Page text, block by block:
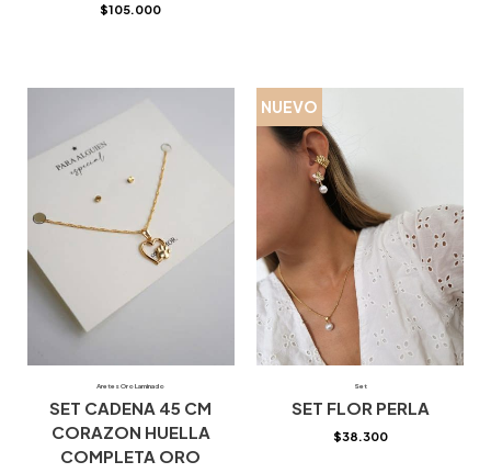
$105.000
Aretes Oro Laminado
SET CADENA 45 CM
CORAZON HUELLA
COMPLETA ORO
NUEVO
Set
SET FLOR PERLA
$38.300